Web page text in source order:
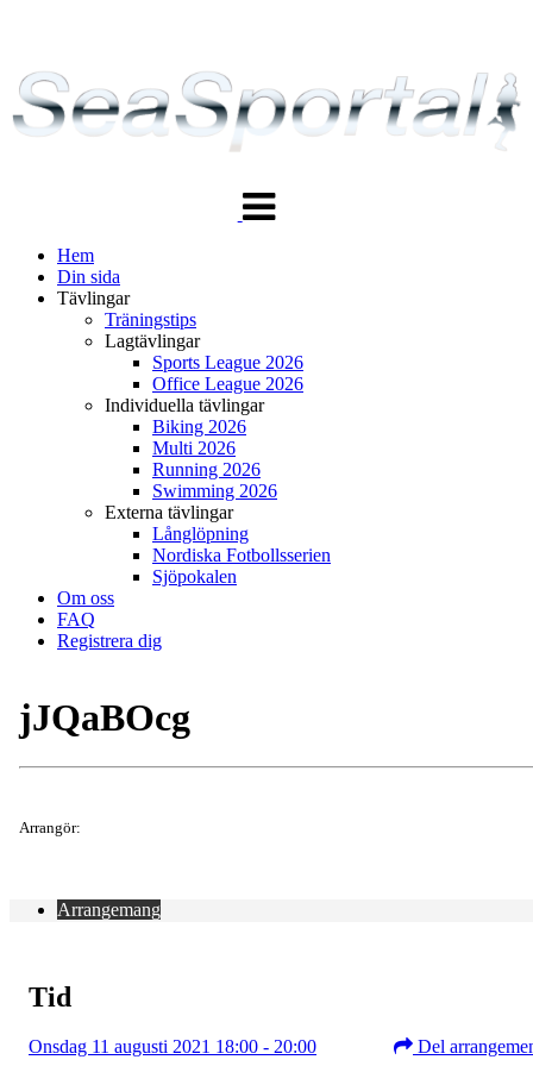
navigering
Hem
Din sida
Tävlingar
Träningstips
Lagtävlingar
Sports League 2026
Office League 2026
Individuella tävlingar
Biking 2026
Multi 2026
Running 2026
Swimming 2026
Externa tävlingar
Långlöpning
Nordiska Fotbollsserien
Sjöpokalen
Om oss
FAQ
Registrera dig
jJQaBOcg
Arrangör:
Arrangemang
Tid
Onsdag 11 augusti 2021 18:00 - 20:00 Del